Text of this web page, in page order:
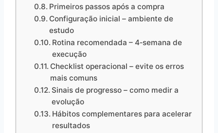
Primeiros passos após a compra
Configuração inicial – ambiente de
estudo
Rotina recomendada – 4‑semana de
execução
Checklist operacional – evite os erros
mais comuns
Sinais de progresso – como medir a
evolução
Hábitos complementares para acelerar
resultados